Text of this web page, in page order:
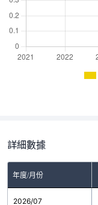
詳細數據
年度/月份
2026/07